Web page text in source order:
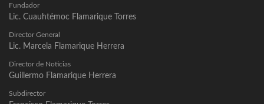
Fundador
Lic. Cuauhtémoc Flamarique Torres
Director General
Lic. Marcela Flamarique Herrera
Director de Noticias
Guillermo Flamarique Herrera
Subdirector